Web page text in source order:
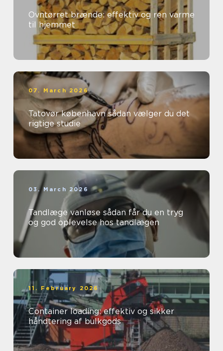
Ovntørret brænde: effektiv og ren varme
til hjemmet
07. March 2026
Tatovør københavn sådan vælger du det
rigtige studie
03. March 2026
Tandlæge vanløse sådan får du en tryg
og god oplevelse hos tandlægen
11. February 2026
Container loading: effektiv og sikker
håndtering af bulkgods